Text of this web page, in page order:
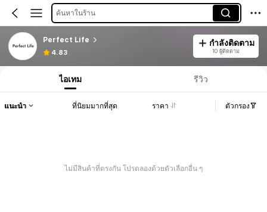
ค้นหาในร้าน
Perfect Life
4.83
กำลังติดตาม
10 ผู้ติดตาม
ไอเทม รีวิว
แนะนำ ที่นิยมมากที่สุด ราคา ตัวกรอง
ไม่มีสินค้าที่ตรงกัน โปรดลองด้วยตัวเลือกอื่น ๆ